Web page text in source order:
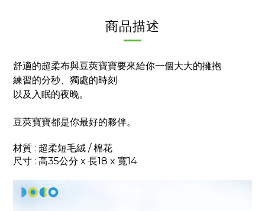
商品描述
舒適的超柔布與豆莢寶寶要來給你一個大大的擁抱
練習的分秒、獨處的時刻
以及入眠的夜晚。
豆莢寶寶都是你最好的夥伴。
材質 : 超柔短毛絨 / 棉花
尺寸 : 高35公分 x 長18 x 寬14